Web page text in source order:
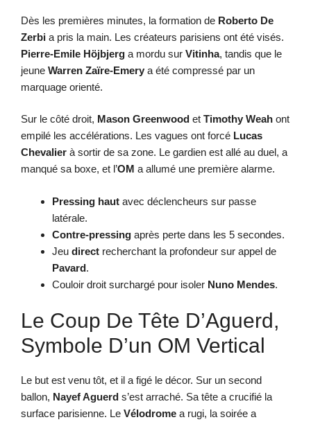
Dès les premières minutes, la formation de Roberto De
Zerbi a pris la main. Les créateurs parisiens ont été visés.
Pierre-Emile Höjbjerg a mordu sur Vitinha, tandis que le
jeune Warren Zaïre-Emery a été compressé par un
marquage orienté.
Sur le côté droit, Mason Greenwood et Timothy Weah ont
empilé les accélérations. Les vagues ont forcé Lucas
Chevalier à sortir de sa zone. Le gardien est allé au duel, a
manqué sa boxe, et l’OM a allumé une première alarme.
Pressing haut avec déclencheurs sur passe
latérale.
Contre-pressing après perte dans les 5 secondes.
Jeu direct recherchant la profondeur sur appel de
Pavard.
Couloir droit surchargé pour isoler Nuno Mendes.
Le Coup De Tête D’Aguerd,
Symbole D’un OM Vertical
Le but est venu tôt, et il a figé le décor. Sur un second
ballon, Nayef Aguerd s’est arraché. Sa tête a crucifié la
surface parisienne. Le Vélodrome a rugi, la soirée a